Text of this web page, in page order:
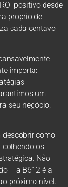
positivo desde
próprio de
cada centavo
importa:
um
seu negócio,
descobrir como
colhendo os
Não
– a B612 é a
próximo nível.